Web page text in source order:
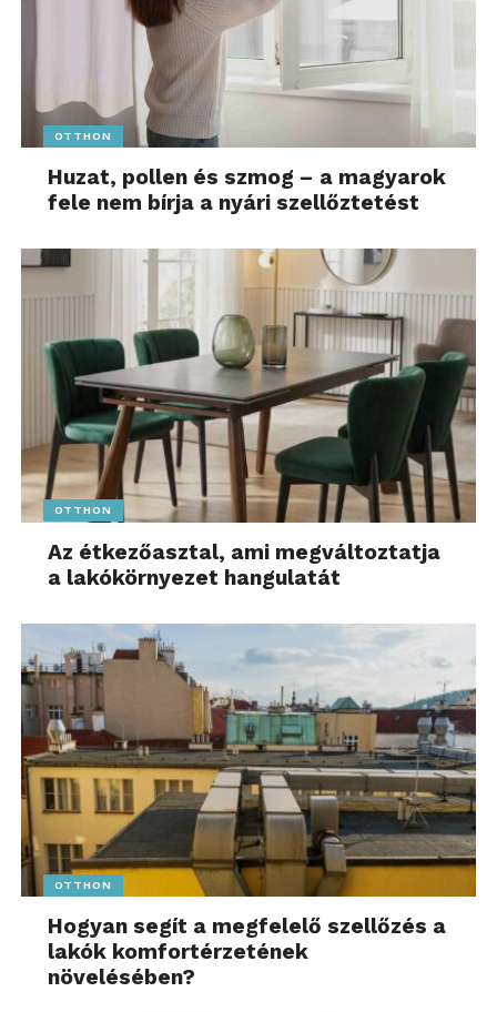
OTTHON
Huzat, pollen és szmog – a magyarok
fele nem bírja a nyári szellőztetést
OTTHON
Az étkezőasztal, ami megváltoztatja
a lakókörnyezet hangulatát
OTTHON
Hogyan segít a megfelelő szellőzés a
lakók komfortérzetének
növelésében?